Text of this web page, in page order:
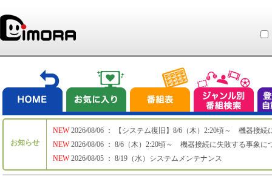
お知らせ
NEW
NEW
NEW
2026/08/06 ： 【システム復旧】8/6（木）2:20頃～ 機器接続
2026/08/06 ： 8/6（木）2:20頃～ 機器接続に失敗する事象に
2026/08/05 ： 8/19（水）システムメンテナンス